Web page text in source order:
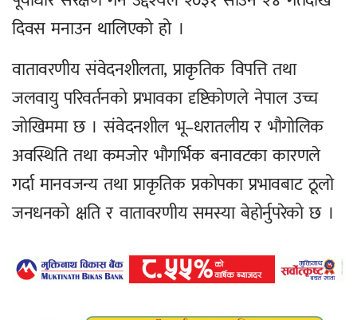
दिवस मनाउन थालिएको हो ।
वातावरणीय संवेदनशीलता, प्राकृतिक विपत्ति तथा
जलवायु परिवर्तनको प्रभावका दृष्टिकोणले नेपाल उच्च
जोखिममा छ । संवेदनशील भू–धरातलीय र भौगोलिक
अवस्थिति तथा कमजोर भौगर्भिक बनावटका कारणले
गर्दा मानवजन्य तथा प्राकृतिक प्रकोपका प्रभावबाट ठूलो
जनधनको क्षति र वातावरणीय समस्या बेहोर्नुपरेको छ ।